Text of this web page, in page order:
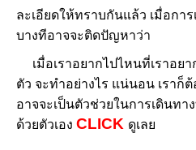
ละเอียดให้ทราบกันแล้ว เมื่อกา
บางทีอาจจะติดปัญหาว่า
เมื่อเราอยากไปไหนที่เราอย
ตัว จะทำอย่างไร แน่นอน เราก็
อาจจะเป็นตัวช่วยในการเดินทา
ด้วยตัวเอง CLICK ดูเลย